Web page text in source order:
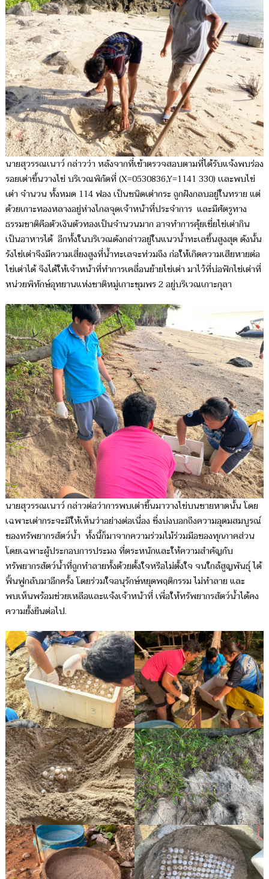
นายสุวรรณเนาว์ กล่าวว่า หลังจากที่เข้าตรวจสอบตามที่ได้รับแจ้งพบร่อง
รอยเต่าขึ้นวางไข่ บริเวณพิกัดที่ (X=0530836,Y=1141 330) เเละพบไข่
เต่า จำนวน ทั้งหมด 114 ฟอง เป็นชนิดเต่ากระ ถูกฝังกลบอยู่ในทราย แต่
ด้วยเกาะทองหลางอยู่ห่างไกลจุดเจ้าหน้าที่ประจำการ และมีศัตรูทาง
ธรรมชาติคือตัวเงินตัวทองเป็นจำนวนมาก อาจทำการคุ้ยเขี่ยไข่เต่ากิน
เป็นอาหารได้ อีกทั้งในบริเวณดังกล่าวอยู่ในแนวน้ำทะเลขึ้นสูงสุด ดังนั้น
รังไข่เต่าจึงมีความเสี่ยงสูงที่น้ำทะเลจะท่วมถึง ก่อให้เกิดความเสียหายต่อ
ไข่เต่าได้ จึงได้ให้เจ้าหน้าที่ทำการเคลื่อนย้ายไข่เต่า มาไว้ที่บ่อฟักไข่เต่าที่
หน่วยพิทักษ์อุทยานแห่งชาติหมู่เกาะชุมพร 2 อยู่บริเวณเกาะกุลา
นายสุวรรณเนาว์ กล่าวต่อว่าการพบเต่าขึ้นมาวางไข่บนชายหาดนั้น โดย
เฉพาะเต่ากระจะมีให้เห็นว่าอย่างต่อเนื่อง ซึ่งบ่งบอกถึงความอุดมสมบูรณ์
ของทรัพยากรสัตว์น้ำ ทั้งนี้ก็มาจากความร่วมไม้ร่วมมือของทุกภาคส่วน
โดยเฉพาะผู้ประกอบการประมง ที่ตระหนักและให้ความสำคัญกับ
ทรัพยากรสัตว์น้ำที่ถูกทำลายทั้งด้วยตั้งใจหรือไม่ตั้งใจ จนใกล้สูญพันธุ์ ได้
ฟิ้นฟูกลับมาอีกครั้ง โดยร่วมใจอนุรักษ์หยุดพฤติกรรม ไม่ทำลาย และ
พบเห็นพร้อมช่วยเหลือและแจ้งเจ้าหน้าที่ เพื่อให้ทรัพยากรสัตว์น้ำได้คง
ความยั้งยืนต่อไป.